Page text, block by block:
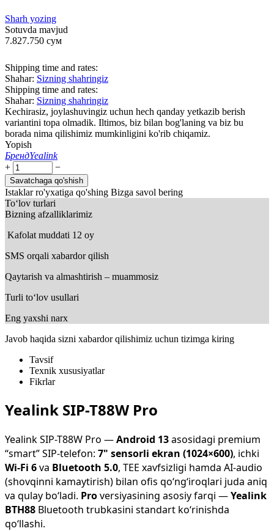
Sharh yozing
Sotuvda mavjud
7.827.750 сум
Shipping time and rates:
Shahar: Sizning shahringiz
Shipping time and rates:
Shahar: Sizning shahringiz
Kechirasiz, joylashuvingiz uchun hech qanday yetkazib berish
variantini topa olmadik. Iltimos, biz bilan bog'laning va biz bu
borada nima qilishimiz mumkinligini ko'rib chiqamiz.
Yopish
БрендYealink
+
−
Savatchaga qo'shish
Istaklar ro'yxatiga qo'shing Bizga savol bering
To‘lov turlari
Bizning afzalliklarimiz
Kafolat muddati 12 oy
SMS orqali xabardor qilish
Qaytarish va almashtirish – muammosiz
Turli to‘lov usullari
Eng yaxshi narx
Javob haqida sizni xabardor qilishimiz uchun tizimga kiring
Tavsif
Texnik xususiyatlar
Fikrlar
Yealink SIP-T88W Pro
Yealink SIP-T88W Pro —Android 13asosidagi premium
“smart” SIP-telefon: 7" sensorli ekran (1024×600), ichki
Wi-Fi 6va Bluetooth 5.0, TEE xavfsizligi hamda AI-audio
(shovqinni kamaytirish) bilan ofis qo‘ng‘iroqlari juda aniq
va qulay bo‘ladi. Proversiyasining asosiy farqi —Yealink
BTH88 Bluetooth trubkasini standart ko‘rinishda
qo‘llashi.